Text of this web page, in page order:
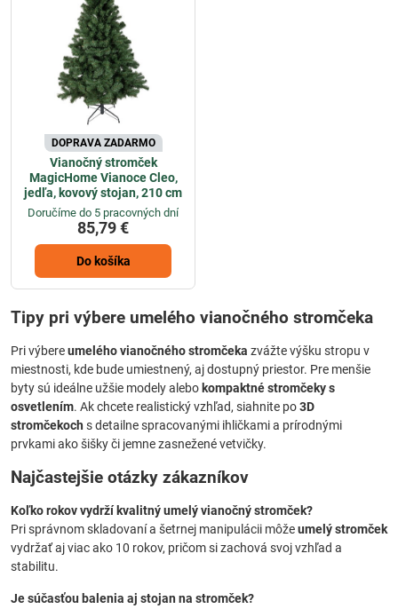
DOPRAVA ZADARMO
Vianočný stromček
MagicHome Vianoce Cleo,
jedľa, kovový stojan, 210 cm
Doručíme do 5 pracovných dní
85,79 €
Do košíka
Tipy pri výbere umelého vianočného stromčeka
Pri výbereumelého vianočného stromčeka zvážte výšku stropu v
miestnosti, kde bude umiestnený, aj dostupný priestor. Pre menšie
byty sú ideálne užšie modely alebo kompaktné stromčeky s
osvetlením. Ak chcete realistický vzhľad, siahnite po3D
stromčekoch s detailne spracovanými ihličkami a prírodnými
prvkami ako šišky či jemne zasnežené vetvičky.
Najčastejšie otázky zákazníkov
Koľko rokov vydrží kvalitný umelý vianočný stromček?
Pri správnom skladovaní a šetrnej manipulácii môžeumelý stromček
vydržať aj viac ako 10 rokov, pričom si zachová svoj vzhľad a
stabilitu.
Je súčasťou balenia aj stojan na stromček?